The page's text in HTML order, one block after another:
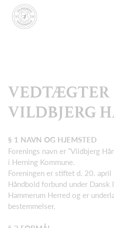
VEDTÆGTER
VILDBJERG
§ 1 NAVN OG HJEMSTED
Forenings navn er ”Vildbjerg
i Herning Kommune.
Foreningen er stiftet d. 20.
Håndbold forbund under
Hammerum Herred og er
bestemmelser.